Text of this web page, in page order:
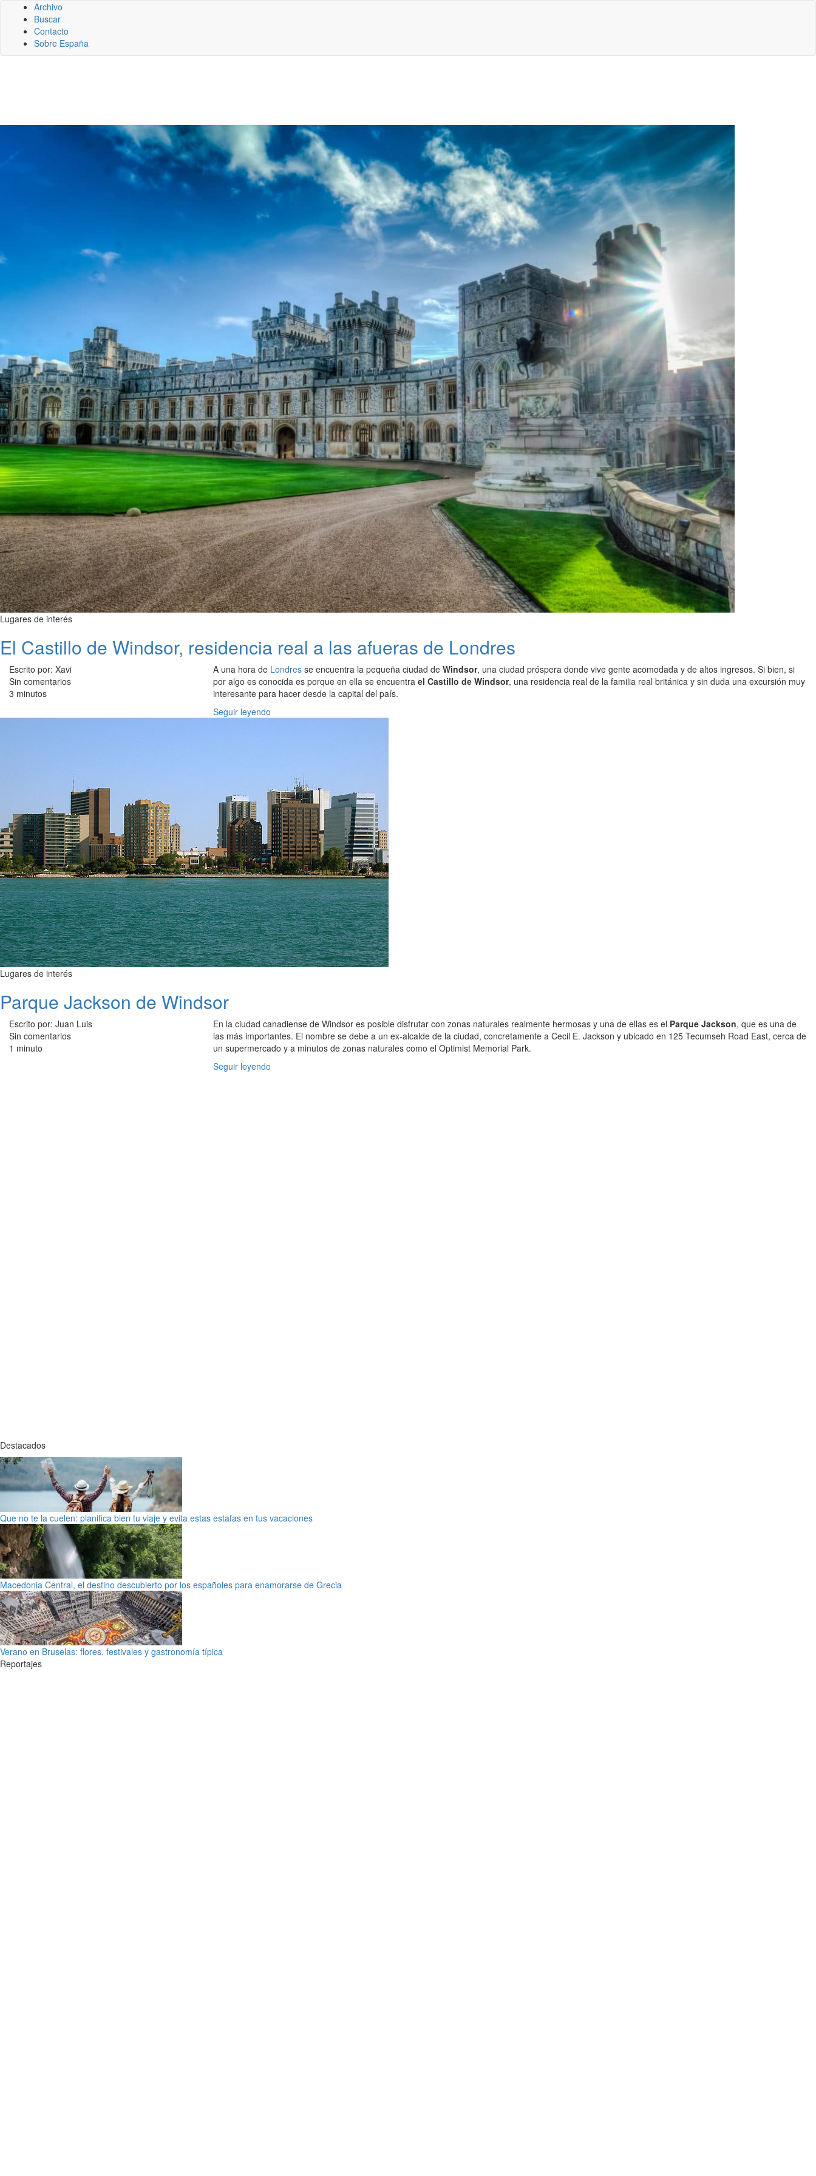
Archivo
Buscar
Contacto
Sobre España
Lugares de interés
El Castillo de Windsor, residencia real a las afueras de Londres
Escrito por: Xavi
Sin comentarios
3 minutos
A una hora de Londres se encuentra la pequeña ciudad de Windsor, una ciudad próspera donde vive gente acomodada y de altos ingresos. Si bien, si
por algo es conocida es porque en ella se encuentra el Castillo de Windsor, una residencia real de la familia real británica y sin duda una excursión muy
interesante para hacer desde la capital del país.
Seguir leyendo
Lugares de interés
Parque Jackson de Windsor
Escrito por: Juan Luis
Sin comentarios
1 minuto
En la ciudad canadiense de Windsor es posible disfrutar con zonas naturales realmente hermosas y una de ellas es el Parque Jackson, que es una de
las más importantes. El nombre se debe a un ex-alcalde de la ciudad, concretamente a Cecil E. Jackson y ubicado en 125 Tecumseh Road East, cerca de
un supermercado y a minutos de zonas naturales como el Optimist Memorial Park.
Seguir leyendo
Destacados
Que no te la cuelen: planifica bien tu viaje y evita estas estafas en tus vacaciones
Macedonia Central, el destino descubierto por los españoles para enamorarse de Grecia
Verano en Bruselas: flores, festivales y gastronomía típica
Reportajes